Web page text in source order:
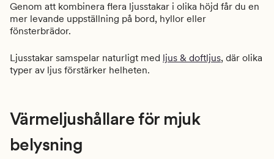
Genom att kombinera flera ljusstakar i olika höjd får du en
mer levande uppställning på bord, hyllor eller
fönsterbrädor.
Ljusstakar samspelar naturligt med ljus & doftljus, där olika
typer av ljus förstärker helheten.
Värmeljushållare för mjuk
belysning